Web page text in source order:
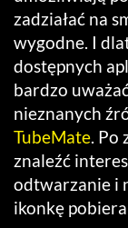
zadziałać na
wygodne. I
dostępnych
bardzo
nieznanych
TubeMate. Po
znaleźć
odtwarzanie i
ikonkę